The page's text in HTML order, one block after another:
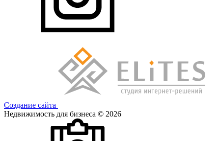
Создание сайта
Недвижимость для бизнеса © 2026